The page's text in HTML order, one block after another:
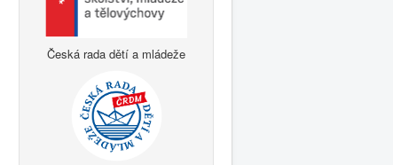
Česká rada dětí a mládeže